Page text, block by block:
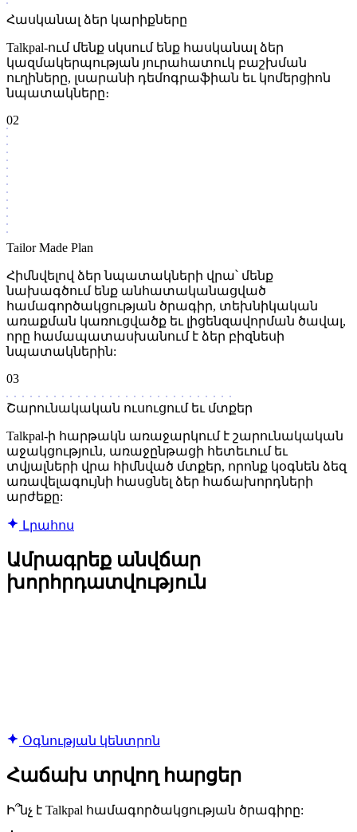
Հասկանալ ձեր կարիքները
Talkpal-ում մենք սկսում ենք հասկանալ ձեր
կազմակերպության յուրահատուկ բաշխման
ուղիները, լսարանի դեմոգրաֆիան եւ կոմերցիոն
նպատակները։
02
Tailor Made Plan
Հիմնվելով ձեր նպատակների վրա՝ մենք
նախագծում ենք անհատականացված
համագործակցության ծրագիր, տեխնիկական
առաքման կառուցվածք եւ լիցենզավորման ծավալ,
որը համապատասխանում է ձեր բիզնեսի
նպատակներին:
03
Շարունակական ուսուցում եւ մտքեր
Talkpal-ի հարթակն առաջարկում է շարունակական
աջակցություն, առաջընթացի հետեւում եւ
տվյալների վրա հիմնված մտքեր, որոնք կօգնեն ձեզ
առավելագույնի հասցնել ձեր հաճախորդների
արժեքը:
Լրահոս
Ամրագրեք անվճար
խորհրդատվություն
Օգնության կենտրոն
Հաճախ տրվող հարցեր
Ի՞նչ է Talkpal համագործակցության ծրագիրը: